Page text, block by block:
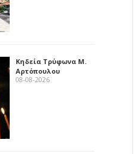
Κηδεία Τρύφωνα Μ.
Αρτόπουλου
08-08-2026